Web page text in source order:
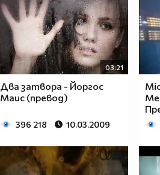
03:21
Два затвора - Йоргос
Маис (превод)
396 218 10.03.2009